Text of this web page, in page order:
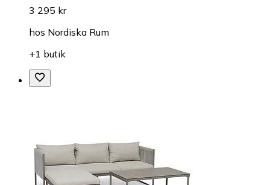
3 295 kr
hos Nordiska Rum
+1 butik